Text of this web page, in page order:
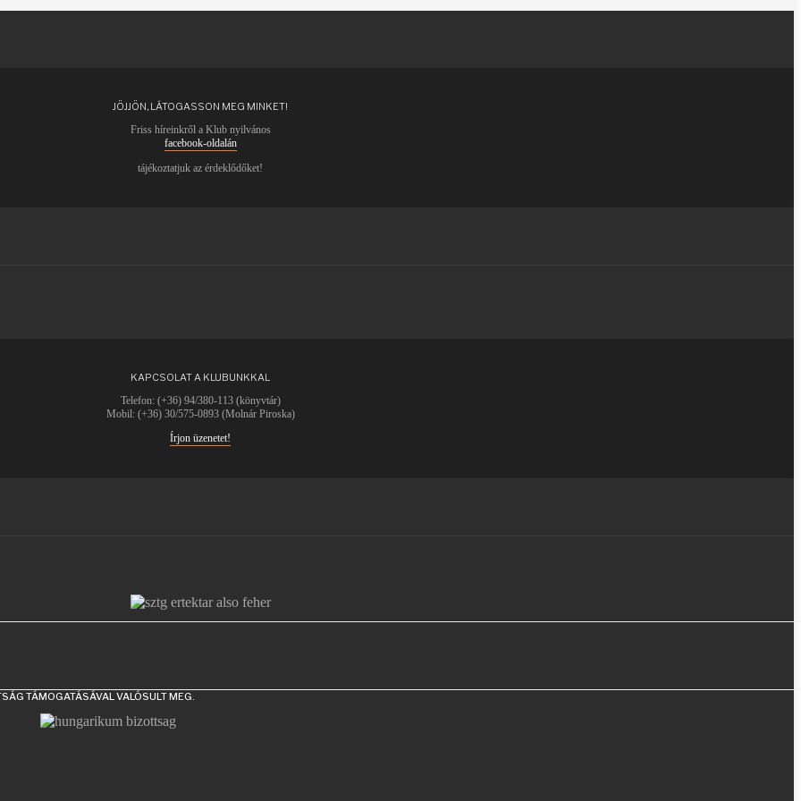
JÖJJÖN, LÁTOGASSON MEG MINKET!
Friss híreinkről a Klub nyilvános
facebook-oldalán
tájékoztatjuk az érdeklődőket!
KAPCSOLAT A KLUBUNKKAL
Telefon: (+36) 94/380-113 (könyvtár)
Mobil: (+36) 30/575-0893 (Molnár Piroska)
Írjon üzenetet!
TÁMOGATÁSÁVAL VALÓSULT MEG.